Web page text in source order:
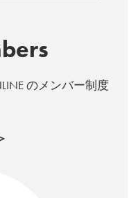
のメンバー制度